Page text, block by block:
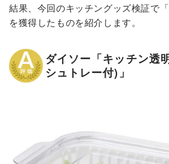
結果、今回のキッチングッズ検証で
を獲得したものを紹介します。
ダイソー「キッチン透
シュトレー付)」